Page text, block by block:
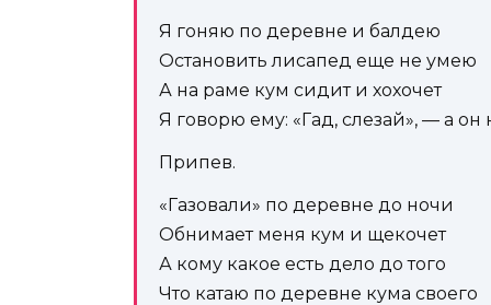
Я гоняю по деревне и балдею
Остановить лисапед еще не умею
А на раме кум сидит и хохочет
Я говорю ему: «Гад, слезай», — а он
Припев.
«Газовали» по деревне до ночи
Обнимает меня кум и щекочет
А кому какое есть дело до того
Что катаю по деревне кума своего